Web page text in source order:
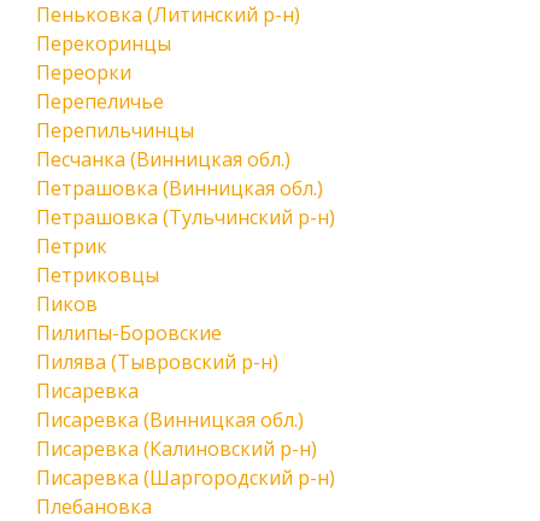
Пеньковка (Литинский р-н)
Перекоринцы
Переорки
Перепеличье
Перепильчинцы
Песчанка (Винницкая обл.)
Петрашовка (Винницкая обл.)
Петрашовка (Тульчинский р-н)
Петрик
Петриковцы
Пиков
Пилипы-Боровские
Пилява (Тывровский р-н)
Писаревка
Писаревка (Винницкая обл.)
Писаревка (Калиновский р-н)
Писаревка (Шаргородский р-н)
Плебановка